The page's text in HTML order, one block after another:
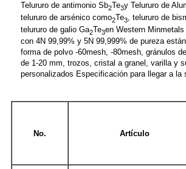
Telururo de antimonio Sb2Te3y Telururo de
telururo de arsénico como2Te3 , telururo de
telururo de galio Ga2Te3en Western
con 4N 99,99% y 5N 99,999% de pureza
forma de polvo -60mesh, -80mesh, gránulos
de 1-20 mm, trozos, cristal a granel, varilla y
personalizados Especificación para llegar a la
No.
Artículo